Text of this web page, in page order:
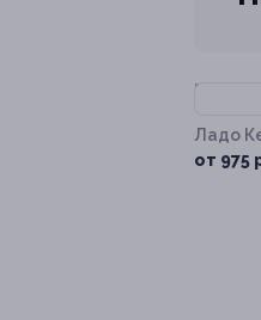
Ладо
56
от 975